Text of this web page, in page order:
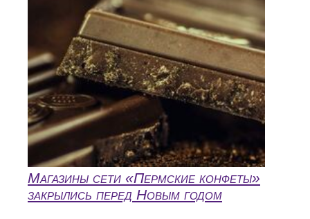
Магазины сети «Пермские конфеты»
закрылись перед Новым годом